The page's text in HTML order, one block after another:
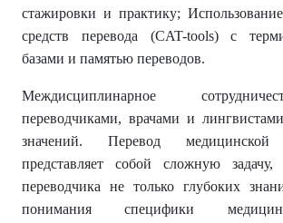
стажировки и практику;
средств перевода (CAT-tools) с
базами и памятью переводов.
Междисциплинарное
переводчиками, врачами и
значений. Перевод медицинской
представляет собой сложную
переводчика не только глубоких
понимания специфики